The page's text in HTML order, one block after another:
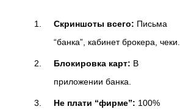
Скриншоты всего: Письма
“банка”, кабинет брокера, чеки.
Блокировка карт: В
приложении банка.
Не плати “фирме”: 100%